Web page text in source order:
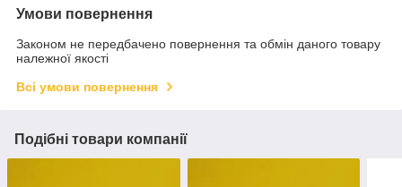
Умови повернення
Законом не передбачено повернення та обмін даного товару
належної якості
Всі умови повернення
Подібні товари компанії